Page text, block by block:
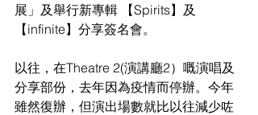
展」及舉行新專輯 【Spirits】及
【infinite】分享簽名會。
以往，在Theatre 2(演講廳2）嘅演唱及
分享部份，去年因為疫情而停辦。今年
雖然復辦，但演出場數就比以往減少咗